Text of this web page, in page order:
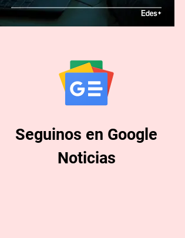
Seguinos en Google
Noticias